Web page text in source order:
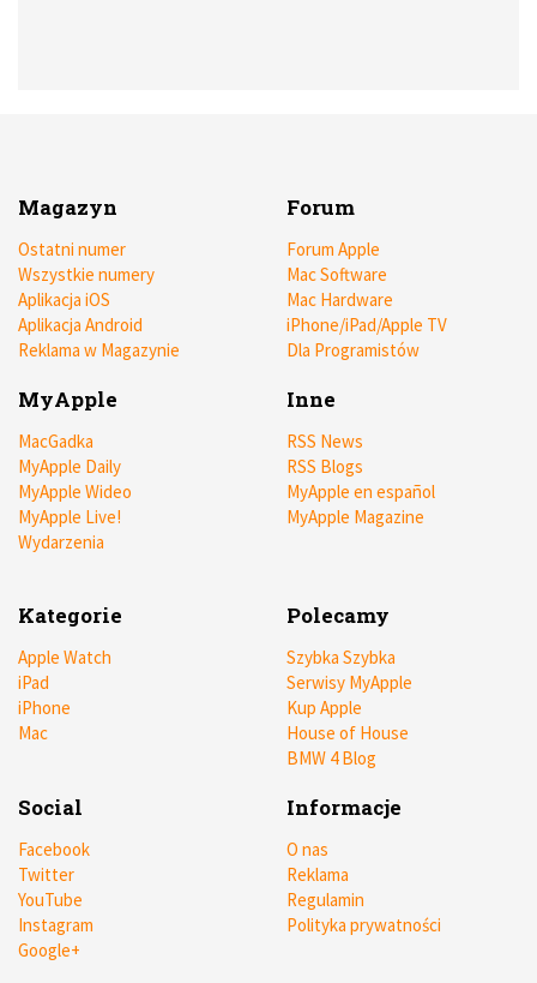
Magazyn
Ostatni numer
Wszystkie numery
Aplikacja iOS
Aplikacja Android
Reklama w Magazynie
Forum
Forum Apple
Mac Software
Mac Hardware
iPhone/iPad/Apple TV
Dla Programistów
MyApple
MacGadka
MyApple Daily
MyApple Wideo
MyApple Live!
Wydarzenia
Inne
RSS News
RSS Blogs
MyApple en español
MyApple Magazine
Kategorie
Apple Watch
iPad
iPhone
Mac
Polecamy
Szybka Szybka
Serwisy MyApple
Kup Apple
House of House
BMW 4 Blog
Social
Facebook
Twitter
YouTube
Instagram
Google+
Informacje
O nas
Reklama
Regulamin
Polityka prywatności